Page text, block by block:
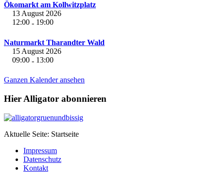
Ökomarkt am Kollwitzplatz
13 August 2026
12:00 - 19:00
Naturmarkt Tharandter Wald
15 August 2026
09:00 - 13:00
Ganzen Kalender ansehen
Hier Alligator abonnieren
Aktuelle Seite: Startseite
Impressum
Datenschutz
Kontakt